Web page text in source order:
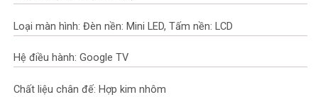
Loại màn hình: Đèn nền: Mini LED, Tấm nền: LCD
Hệ điều hành: Google TV
Chất liệu chân đế: Hợp kim nhôm